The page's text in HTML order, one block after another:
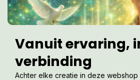
Vanuit ervaring,
verbinding
Achter elke creatie in deze webshop